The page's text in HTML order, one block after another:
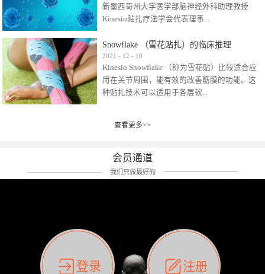
其他品牌的在此我们不予评价，就KINESIO肌内
效贴布来说，40多年的研究开发制造肌内效贴
比如我本人，几乎天天接触KINESIO肌内效，无
论从皮肤适应性还是本人皮肤本身就不属于不
易过敏的那种，基本不会有过敏瘙痒的情况。
但是，当身体不适、休息不好、持续紧张等特
殊因素的影响下，有时还是会出现瘙痒过敏的
前后后居家近30天左右，感觉日子都日夜颠倒
痛影响走路。当天疼痛部贴了EDF和胃十字，膝
关节贴了半月板贴布。第2天第12肋部的EDF和
消失，贴布也没有出现进一步瘙痒过敏。而膝
关节的半月板贴布张力用的100%，但自始至终
它都很坚强的贴着，没有出现过任何瘙痒的迹
象。不同的条件下，同一个身体，不同的部位
新墨西哥州大学医学部脑神经外科助理教授
Kinesio贴扎疗法学会代表理事...
Kinesio Taping Association International
（KTAI）名誉会长 身体具有免疫、疼痛、细胞
破坏、发热、修复、增殖、再生等自然愈合能
力。 多作为细胞因子存在于皮肤表皮、真皮、
扎疗法）的效果是通过创造一个环境，使每种
以激发身体的自然愈合能力。 通常，药物会削
弱细胞因子的作用，单方面还会引起副作用的
症状。 与此相比，Kinesio肌内效贴创造了细
的控制仍有许多未知。 细胞因子是一种酵素，
各种各样的酵素起着适当的作用，为细胞创造
了适合居住的环境。 在现代医学上，这种细胞
因子是一种酶的观点往往被否定，但在体内有
Snowflake （雪花贴扎）的临床推理
2021 - 12 - 10
Kinesio Snowflake （称为雪花贴）比较适合应
用在关节周围，能有效的改善筋膜的功能。这
种贴扎技术可以适用于各层软...
组织:肌肉，肌腱，韧带（主要围绕有问题的关
状，而是指贴布本身很重量，以及贴布刺激的
类型。贴布的应用充分利用了体内由间质液组
成的自然流体力学的流体层。这种轻微的刺激
间，还可以在单片贴布上提供支持和深度刺
激。通过对间质液的适当控制，可以连接皮下
筋膜，对关节进行非常轻柔的刺激，增加患部
的治疗区域。 snowflake“雪花”贴布不会妨碍皮
查看更多>>
会员通道
我们只做最好的
登录 注册